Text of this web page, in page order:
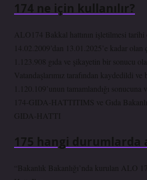
174 ne için kullanılır?
ALO174 Bakkal hattının işletilmesi tarihi
14.02.2009’dan 13.01.2025’e kadar olan
1.123.908 gıda ve şikayetin bir sonucu
Vatandaşlarımız tarafından kaydedildi ve
1.120.109’unun tamamlandığı sonucuna
174-GIDA-HATTITIMS ve Gıda
GIDA-HATTI
175 hangi durumlarda
“Bakanlık Bakanlığı’nda kurulan ALO